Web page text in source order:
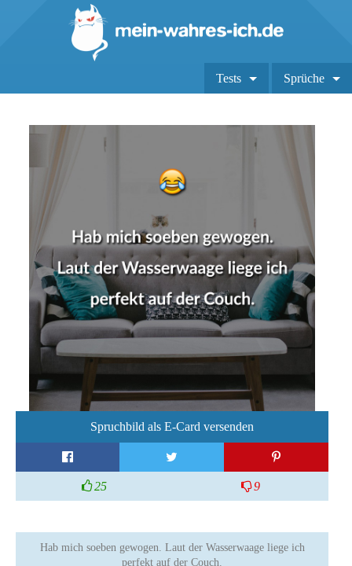
Tests Sprüche
Spruchbild als E-Card versenden
25 9
Hab mich soeben gewogen. Laut der Wasserwaage liege ich
perfekt auf der Couch.